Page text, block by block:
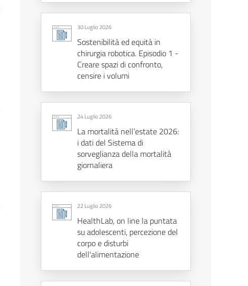
30 Luglio 2026
Sostenibilità ed equità in
chirurgia robotica. Episodio 1 -
Creare spazi di confronto,
censire i volumi
24 Luglio 2026
La mortalità nell’estate 2026:
i dati del Sistema di
sorveglianza della mortalità
giornaliera
22 Luglio 2026
HealthLab, on line la puntata
su adolescenti, percezione del
corpo e disturbi
dell'alimentazione